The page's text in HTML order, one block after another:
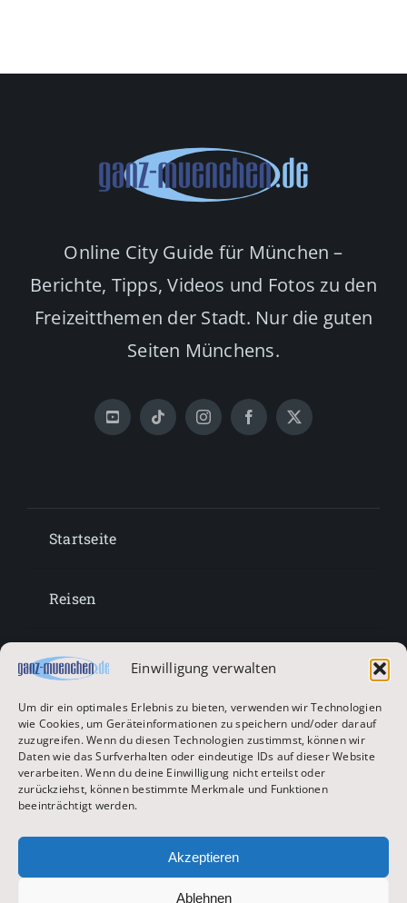
Einwilligung verwalten
Um dir ein optimales Erlebnis zu bieten, verwenden wir Technologien
wie Cookies, um Geräteinformationen zu speichern und/oder darauf
zuzugreifen. Wenn du diesen Technologien zustimmst, können wir
Daten wie das Surfverhalten oder eindeutige IDs auf dieser Website
verarbeiten. Wenn du deine Einwilligung nicht erteilst oder
zurückziehst, können bestimmte Merkmale und Funktionen
beeinträchtigt werden.
Akzeptieren
Ablehnen
Online City Guide für München –
Berichte, Tipps, Videos und Fotos zu den
Freizeitthemen der Stadt. Nur die guten
Seiten Münchens.
Startseite
Reisen
Lifestyle
Entertainment
Oktoberfest & Volksfeste
Zur Hauptseite